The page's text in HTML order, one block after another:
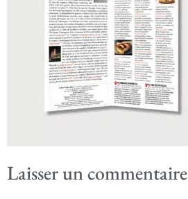
Laisser un commentaire